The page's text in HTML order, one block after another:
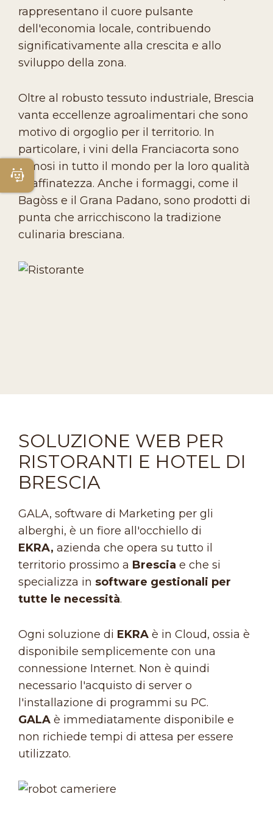
rappresentano il cuore pulsante
dell'economia locale, contribuendo
significativamente alla crescita e allo
sviluppo della zona.
Oltre al robusto tessuto industriale, Brescia
vanta eccellenze agroalimentari che sono
motivo di orgoglio per il territorio. In
particolare, i vini della Franciacorta sono
famosi in tutto il mondo per la loro qualità
e raffinatezza. Anche i formaggi, come il
Bagòss e il Grana Padano, sono prodotti di
punta che arricchiscono la tradizione
culinaria bresciana.
SOLUZIONE WEB PER
RISTORANTI E HOTEL DI
BRESCIA
GALA, software di Marketing per gli
alberghi, è un fiore all'occhiello di
EKRA, azienda che opera su tutto il
territorio prossimo a Brescia e che si
specializza in software gestionali per
tutte le necessità.
Ogni soluzione di EKRA è in Cloud, ossia è
disponibile semplicemente con una
connessione Internet. Non è quindi
necessario l'acquisto di server o
l'installazione di programmi su PC.
GALA è immediatamente disponibile e
non richiede tempi di attesa per essere
utilizzato.